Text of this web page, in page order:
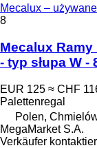
Mecalux –
8
Mecalux
- typ słupa W -
EUR 125 ≈ CHF
Palettenregal
Polen,
MegaMarket S.A.
Verkäufer